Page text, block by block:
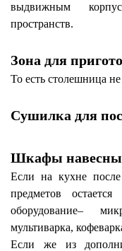
выдвижным
пространств.
Зона для
То есть столешница
Сушилка для
Шкафы
Если на кухне после
предметов
оборудование–
мультиварка,
Если же из